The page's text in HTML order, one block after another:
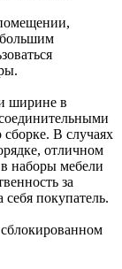
ширине в
В случаях
отличном
наборы мебели
за
себя покупатель.